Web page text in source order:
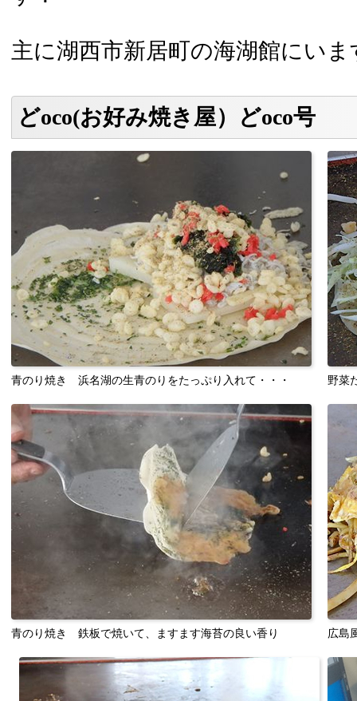
主に湖西市新居町の海湖館にい
どoco(お好み焼き屋）どoco号
青のり焼き 浜名湖の生青のりをたっぷり入れて・・・ 野菜
青のり焼き 鉄板で焼いて、ますます海苔の良い香り 広島